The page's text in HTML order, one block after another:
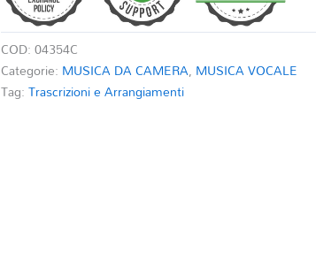
COD:04354C
Categorie: MUSICA DA CAMERA, MUSICA VOCALE
Tag:Trascrizioni e Arrangiamenti